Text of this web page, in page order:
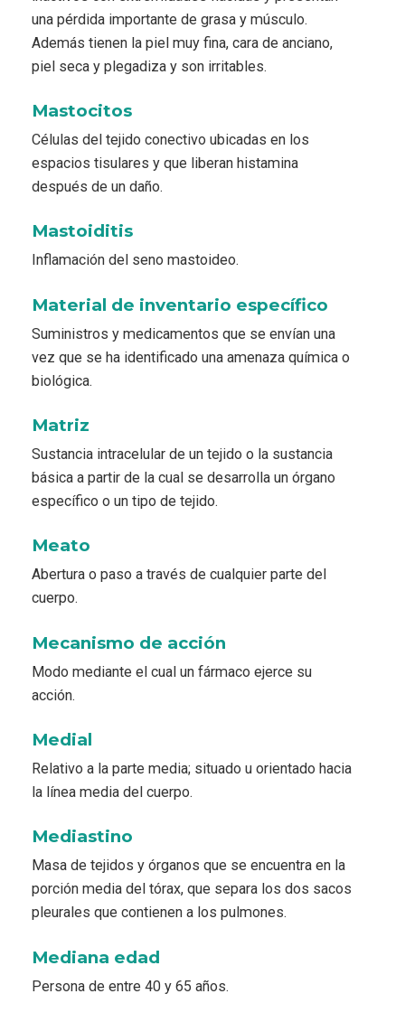
una pérdida importante de grasa y músculo.
Además tienen la piel muy fina, cara de anciano,
piel seca y plegadiza y son irritables.
Mastocitos
Células del tejido conectivo ubicadas en los
espacios tisulares y que liberan histamina
después de un daño.
Mastoiditis
Inflamación del seno mastoideo.
Material de inventario específico
Suministros y medicamentos que se envían una
vez que se ha identificado una amenaza química o
biológica.
Matriz
Sustancia intracelular de un tejido o la sustancia
básica a partir de la cual se desarrolla un órgano
específico o un tipo de tejido.
Meato
Abertura o paso a través de cualquier parte del
cuerpo.
Mecanismo de acción
Modo mediante el cual un fármaco ejerce su
acción.
Medial
Relativo a la parte media; situado u orientado hacia
la línea media del cuerpo.
Mediastino
Masa de tejidos y órganos que se encuentra en la
porción media del tórax, que separa los dos sacos
pleurales que contienen a los pulmones.
Mediana edad
Persona de entre 40 y 65 años.